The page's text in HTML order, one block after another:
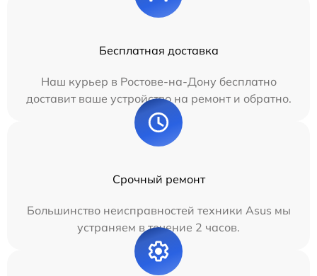
Бесплатная доставка
Наш курьер в Ростове-на-Дону бесплатно
доставит ваше устройство на ремонт и обратно.
Срочный ремонт
Большинство неисправностей техники Asus мы
устраняем в течение 2 часов.